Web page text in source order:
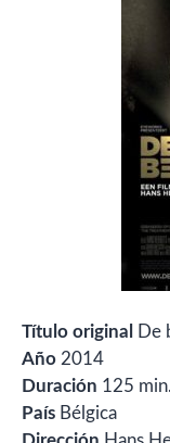
Título original
De
Año 2014
Duración 125 min.
País Bélgica